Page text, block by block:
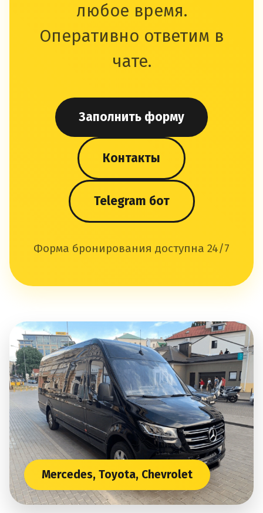
любое время.
Оперативно ответим в
чате.
Заполнить форму
Контакты
Telegram бот
Форма бронирования доступна 24/7
Mercedes, Toyota, Chevrolet